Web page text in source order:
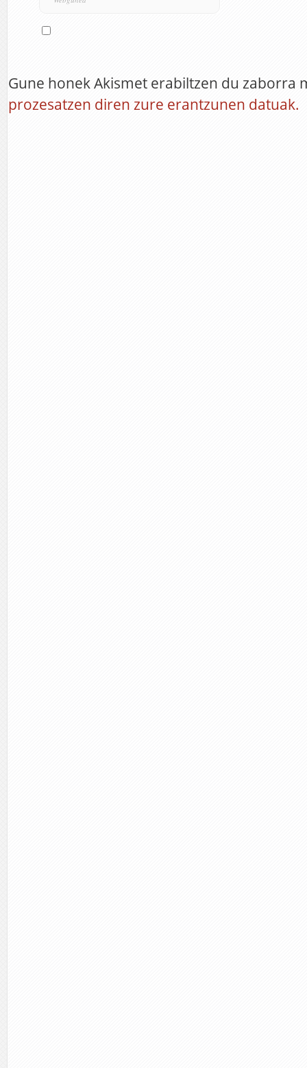
Gune honek Akismet erabiltzen du zaborra
prozesatzen diren zure erantzunen datuak.